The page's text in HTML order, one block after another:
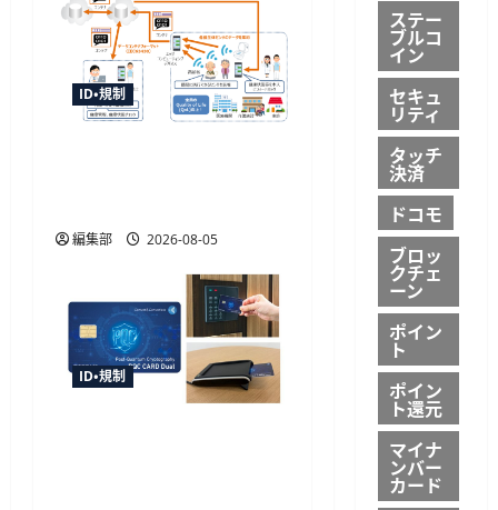
ン
ID・規制
編集部 2026-08-05
ID・規制
ステー
ブルコ
イン
セキュ
リティ
タッチ
決済
ドコモ
ブロッ
クチェ
ーン
ポイン
ト
ポイン
ト還元
マイナ
ンバー
カード